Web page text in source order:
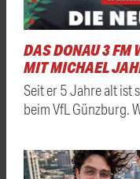
DAS DONAU 3 FM
MIT MICHAEL
Seit er 5 Jahre alt ist
beim VfL Günzburg.